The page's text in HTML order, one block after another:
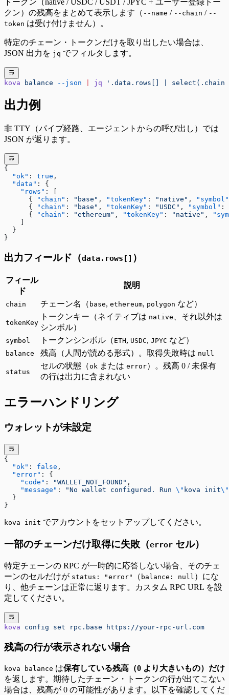
トークン（native / USDC / USDT / JPYC + ユーザー登録トー
クン）の残高をまとめて表示します（ --name / --chain / --
token は受け付けません）。
特定のチェーン・トークンだけを取り出したい場合は、
JSON 出力を jq でフィルタします。
kova balance --json jq '.data.rows[] | select(.chain
出力例
非 TTY（パイプ経路、エージェントからの呼び出し）では
JSON が返ります。
{
  "ok"
: true ,
  "data"
: {
    "rows"
: [
      {
"chain" : "base" , "tokenKey" : "native" ,
"symbol"
      {
"chain" : "base" , "tokenKey" : "USDC" , "symbol" :
      {
"chain" : "ethereum" , "tokenKey" : "native" ,
  }
}
出力フィールド（data.rows[] ）
フィール
ド
説明
chain チェーン名（ base, ethereum, polygon など）
tokenKey
トークンキー（ネイティブは native
、それ以外は
シンボル）
symbol トークンシンボル（ ETH, USDC, JPYC など）
balance 残高（人間が読める形式）。取得失敗時は null
status
セルの状態（ok または error）。残高 0 / 未保有
の行は出力に含まれない
エラーハンドリング
ウォレットが未設定
{
  "ok"
: false ,
  "error"
: {
    "code"
: "WALLET_NOT_FOUND" ,
    "message"
: "No wallet configured. Run \" kova init\"
  }
}
kova init でアカウントをセットアップしてください。
一部のチェーンだけ取得に失敗（error セル）
特定チェーンの RPC が一時的に応答しない場合、そのチェ
ーンのセルだけが status: "error" （ balance: null ）にな
り、他チェーンは正常に返ります。カスタム RPC URL を設
定してください。
kova config set rpc.base https://your-rpc-url.com
残高の行が表示されない場合
kova balance は保有している残高（0 より大きいもの）だけ
を返します。期待したチェーン・トークンの行が出てこない
場合は、残高が 0 の可能性があります。以下を確認してくだ